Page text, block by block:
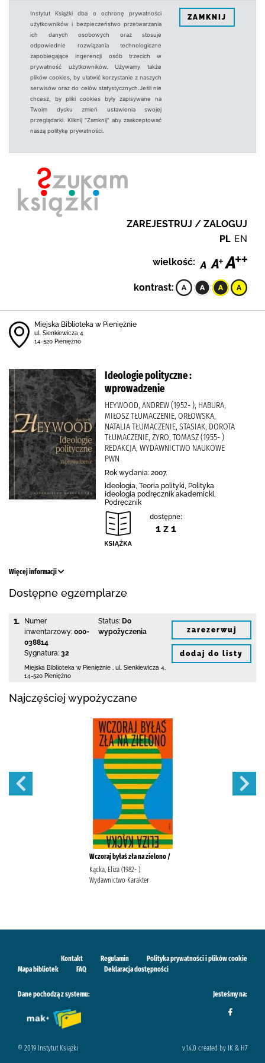
Instytut Książki dba o ochronę prywatności
użytkowników i bezpieczeństwo przetwarzania
ich danych osobowych oraz stosuje
odpowiednie rozwiązania technologiczne
zapobiegające ingerencji osób trzecich w
prywatność użytkowników. Używamy także
plików cookies, by ułatwić korzystanie z naszych
serwisów oraz do celów statystycznych.Jeśli nie
chcesz, by pliki cookies były zapisywane na
Twoim dysku zmień ustawienia swojej
przeglądarki. Kliknij "Zamknij" aby zaakceptować
naszą politykę prywatności.
ZAMKNIJ
ZAREJESTRUJ / ZALOGUJ
PL EN
wielkość:
kontrast:
Miejska Biblioteka w Pieniężnie
ul. Sienkiewicza 4
14-520 Pieniężno
Ideologie polityczne :
wprowadzenie
HEYWOOD, ANDREW (1952- ), HABURA,
MIŁOSZ TŁUMACZENIE, ORŁOWSKA,
NATALIA TŁUMACZENIE, STASIAK, DOROTA
TŁUMACZENIE, ŻYRO, TOMASZ (1955- )
REDAKCJA, WYDAWNICTWO NAUKOWE
PWN
Rok wydania: 2007.
Ideologia, Teoria polityki, Polityka
ideologia podręcznik akademicki,
Podręcznik
dostępne:
1 z 1
Więcej informacji
Dostępne egzemplarze
1.
Numer
inwentarzowy: 000-
038814
Sygnatura: 32
Status: Do
wypożyczenia
Miejska Biblioteka w Pieniężnie ul. Sienkiewicza 4
14-520 Pieniężno
zarezerwuj
dodaj do listy
Najczęściej wypożyczane
Wczoraj byłaś zła na zielono /
Kącka, Eliza (1982- )
Wydawnictwo Karakter
Kontakt Regulamin
Polityka prywatności i plików cookie
Mapa bibliotek
FAQ Deklaracja dostępności
Dane pochodzą z systemu: Jesteśmy na:
© 2019 Instytut Książki v.1.4.0 created by IK & H7